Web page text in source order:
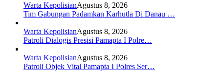
Warta KepolisianAgustus 8, 2026
Tim Gabungan Padamkan Karhutla Di Danau …
Warta KepolisianAgustus 8, 2026
Patroli Dialogis Presisi Pamapta I Polre…
Warta KepolisianAgustus 8, 2026
Patroli Objek Vital Pamapta I Polres Ser…